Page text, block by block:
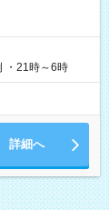
・21時～6時
詳細へ